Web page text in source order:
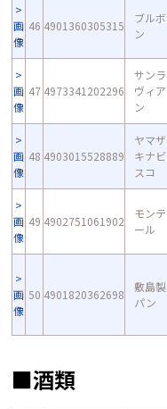
画
像
46 4901360305315
ブルボ
ン
画
像
47 4973341202296
サンラ
ヴィア
ン
画
像
48 4903015528889
ヤマザ
キナビ
スコ
画
像
49 4902751061902
モンテ
ール
画
像
50 4901820362698
敷島製
パン
■酒類